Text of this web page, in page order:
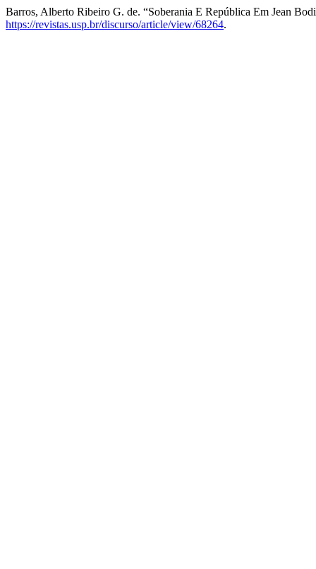
Barros, Alberto Ribeiro G. de. “Soberania E República Em Jean
https://revistas.usp.br/discurso/article/view/68264.